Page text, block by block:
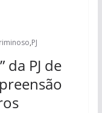
,PJ
da PJ de